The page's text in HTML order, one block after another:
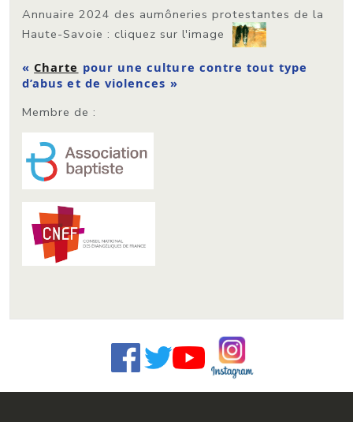
Annuaire 2024 des aumôneries protestantes de la
Haute-Savoie : cliquez sur l'image
«Charte pour une culture contre tout type
d’abus et de violences »
Membre de :